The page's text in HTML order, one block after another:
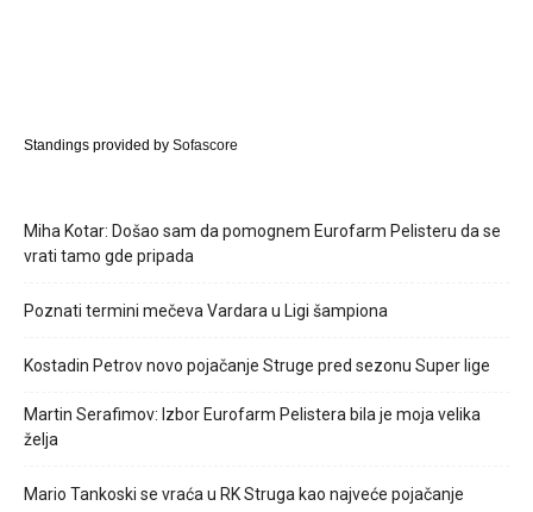
Standings provided by Sofascore
Miha Kotar: Došao sam da pomognem Eurofarm Pelisteru da se
vrati tamo gde pripada
Poznati termini mečeva Vardara u Ligi šampiona
Kostadin Petrov novo pojačanje Struge pred sezonu Super lige
Martin Serafimov: Izbor Eurofarm Pelistera bila je moja velika
želja
Mario Tankoski se vraća u RK Struga kao najveće pojačanje